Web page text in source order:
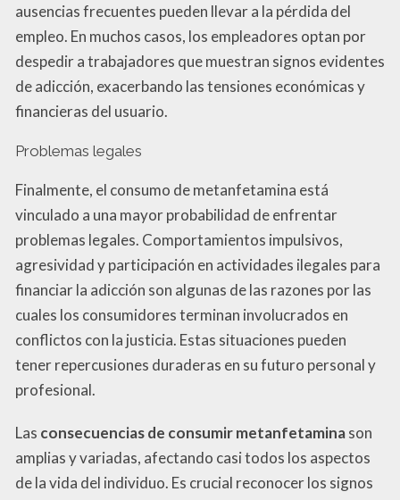
ausencias frecuentes pueden llevar a la pérdida del
empleo. En muchos casos, los empleadores optan por
despedir a trabajadores que muestran signos evidentes
de adicción, exacerbando las tensiones económicas y
financieras del usuario.
Problemas legales
Finalmente, el consumo de metanfetamina está
vinculado a una mayor probabilidad de enfrentar
problemas legales. Comportamientos impulsivos,
agresividad y participación en actividades ilegales para
financiar la adicción son algunas de las razones por las
cuales los consumidores terminan involucrados en
conflictos con la justicia. Estas situaciones pueden
tener repercusiones duraderas en su futuro personal y
profesional.
Las consecuencias de consumir metanfetaminason
amplias y variadas, afectando casi todos los aspectos
de la vida del individuo. Es crucial reconocer los signos